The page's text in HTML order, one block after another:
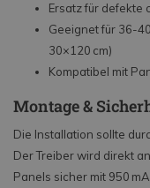
Ersatz für defekte
Geeignet für 36-
30×120 cm)
Kompatibel mit
Montage &
Die Installation sollte
Der Treiber wird direkt
Panels sicher mit 950